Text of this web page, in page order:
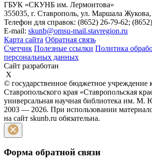
ГБУК «СКУНБ им. Лермонтова»
355035, г. Ставрополь, ул. Маршала
Телефон для справок: (8652) 26-79-62;
E-mail: skunb@omsu-mail.stavregion.ru
Карта сайта Обратная связь
Счетчик Полезные ссылки Политика
персональных данных
Сайт разработан
X
© государственное бюджетное учреждение
Ставропольского края «Ставропольская
универсальная научная библиотека им. М.
2003 — 2026. При использовании
на сайт skunb.ru обязательна.
Форма обратной связи